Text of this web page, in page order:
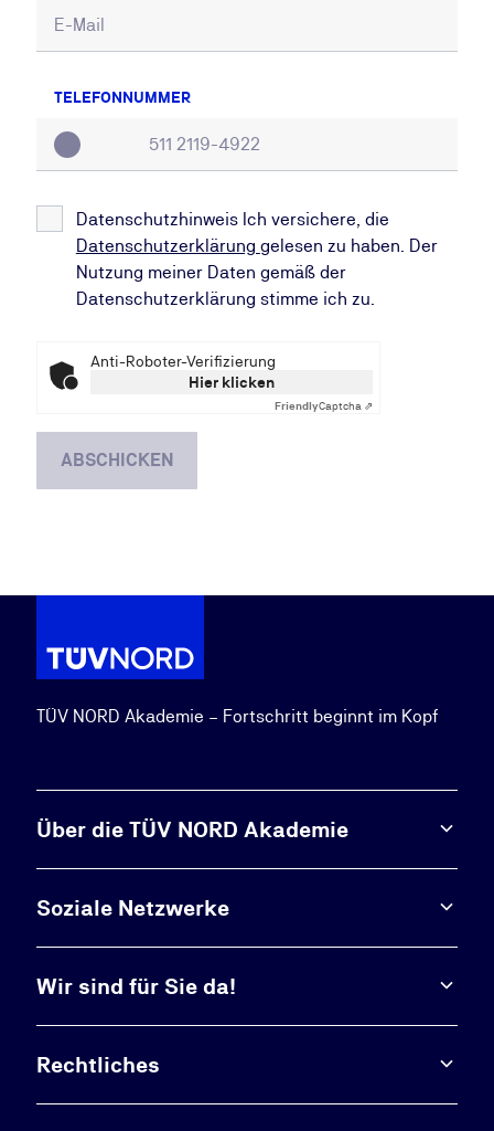
TELEFONNUMMER
Datenschutzhinweis Ich versichere, die
Datenschutzerklärung gelesen zu haben. Der
Nutzung meiner Daten gemäß der
Datenschutzerklärung stimme ich zu.
Anti-Roboter-Verifizierung
Hier klicken
FriendlyCaptcha ⇗
ABSCHICKEN
TÜV NORD Akademie – Fortschritt beginnt im Kopf
Über die TÜV NORD Akademie
Soziale Netzwerke
Wir sind für Sie da!
Rechtliches